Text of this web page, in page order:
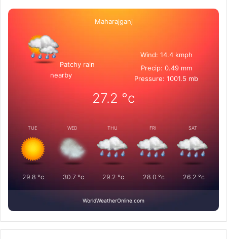
Maharajganj
Patchy rain
nearby
Wind: 14.4 kmph
Precip: 0.49 mm
Pressure: 1001.5 mb
27.2 °c
TUE
29.8 °c
WED
30.7°c
THU
29.2 °c
FRI
28.0 °c
SAT
26.2 °c
WorldWeatherOnline.com